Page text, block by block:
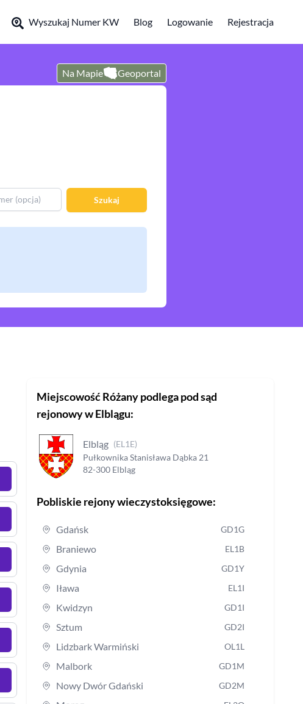
Wyszukaj Numer KW Blog Logowanie Rejestracja
Na Mapie Geoportal
Szukaj
MiejscowośćRóżanypodlega pod sąd
rejonowyw Elblągu:
Elbląg (EL1E)
Pułkownika Stanisława Dąbka 21
82-300 Elbląg
Pobliskie rejony wieczystoksięgowe:
Gdańsk GD1G
Braniewo EL1B
Gdynia GD1Y
Iława EL1I
Kwidzyn GD1I
Sztum GD2I
Lidzbark Warmiński OL1L
Malbork GD1M
Nowy Dwór Gdański GD2M